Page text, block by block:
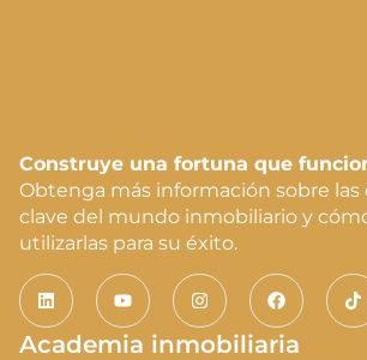
Construye una fortuna que
Obtenga más información sobre las
clave del mundo inmobiliario y
utilizarlas para su éxito.
Academia inmobiliaria